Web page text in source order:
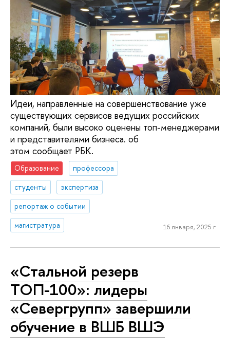
Идеи, направленные на совершенствование уже
существующих сервисов ведущих российских
компаний, были высоко оценены топ-менеджерами
и представителями бизнеса. об
этом сообщает РБК.
Образование
профессора
студенты
экспертиза
репортаж о событии
магистратура
16 января, 2025 г.
«Стальной резерв
ТОП-100»: лидеры
«Севергрупп» завершили
обучение в ВШБ ВШЭ